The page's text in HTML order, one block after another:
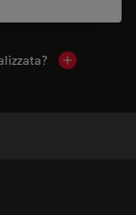
Show local